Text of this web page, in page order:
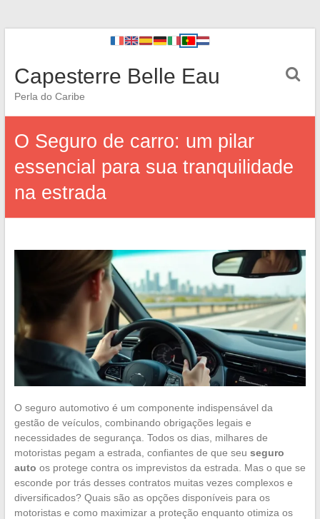
Capesterre Belle Eau
Perla do Caribe
O Seguro de carro: um pilar
essencial para sua tranquilidade
na estrada
O seguro automotivo é um componente indispensável da
gestão de veículos, combinando obrigações legais e
necessidades de segurança. Todos os dias, milhares de
motoristas pegam a estrada, confiantes de que seu seguro
auto os protege contra os imprevistos da estrada. Mas o que se
esconde por trás desses contratos muitas vezes complexos e
diversificados? Quais são as opções disponíveis para os
motoristas e como maximizar a proteção enquanto otimiza os